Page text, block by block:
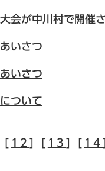
会が中川村で開催
いさつ
いさつ
ついて
[ 12] [ 13] [ 14